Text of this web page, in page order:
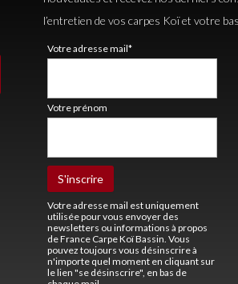
l’entretien de vos carpes Koï et votre
Votre adresse mail*
Votre prénom
Votre adresse mail est uniquement
utilisée pour vous envoyer des
newsletters ou informations à propos
de France Carpe Koï Bassin. Vous
pouvez toujours vous désinscrire à
n'importe quel moment en cliquant sur
le lien "se désinscrire", en bas de